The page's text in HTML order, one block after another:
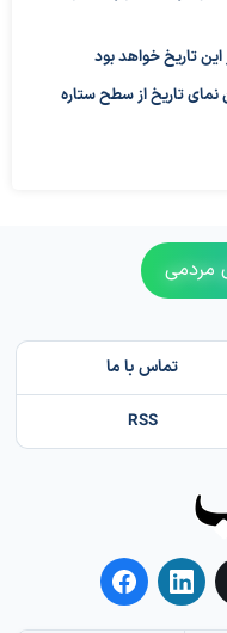
تاریخ خواهد بود
نمای تاریخ از سطح ستاره
مردمی
تماس با ما
RSS